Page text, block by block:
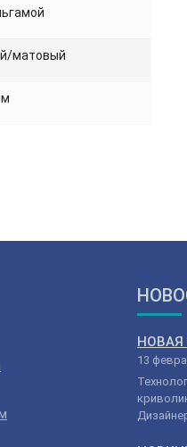
матовый
НОВАЯ
13